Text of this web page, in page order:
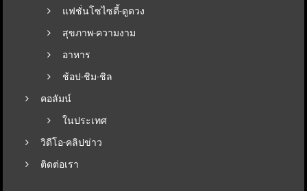
แฟชั่นโซไซตี้-ดูดวง
สุขภาพ-ความงาม
อาหาร
ช้อป-ชิม-ชิล
คอลัมน์
ในประเทศ
วิดีโอ-คลิปข่าว
ติดต่อเรา